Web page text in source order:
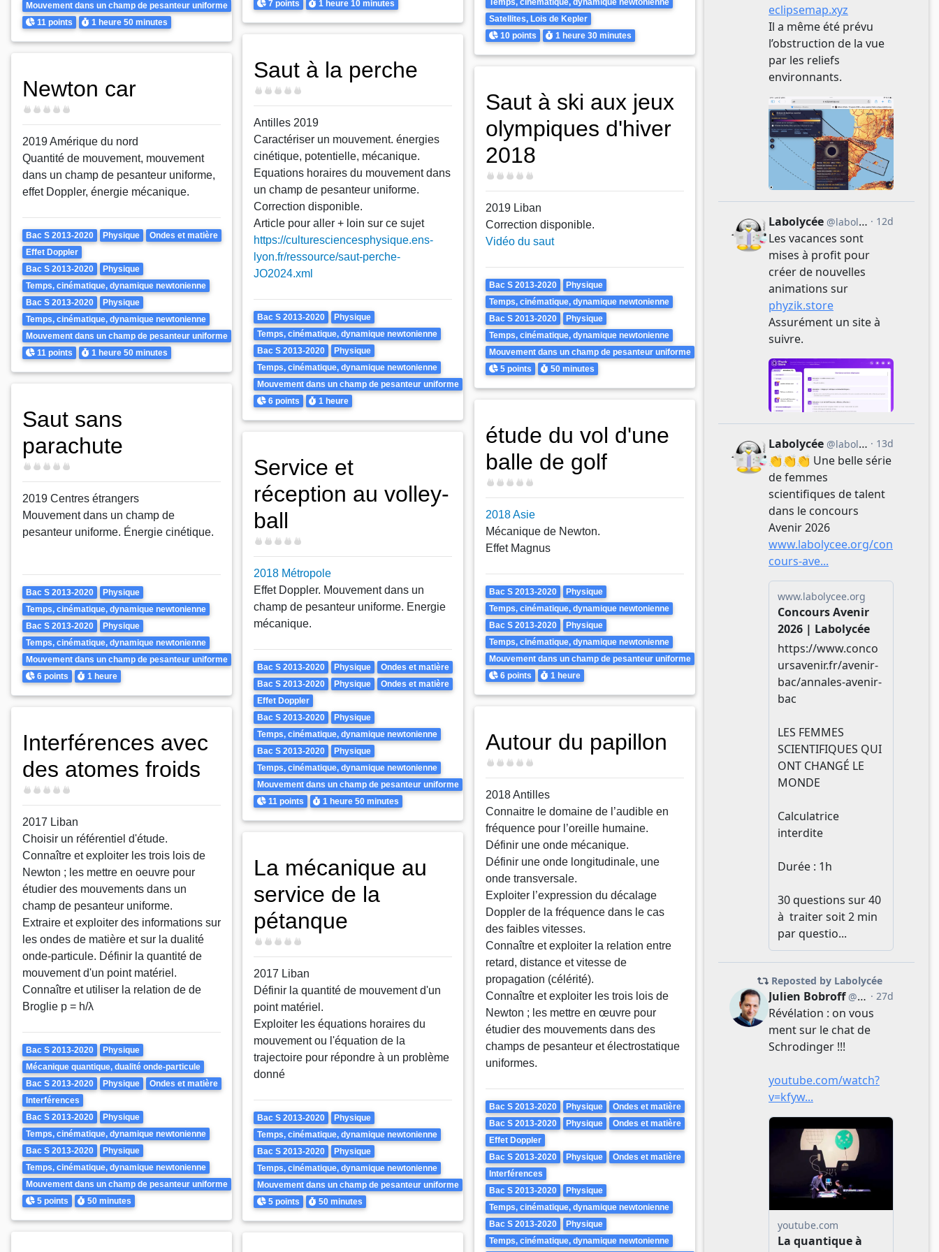
Points
7 points Durée
1 heure10 minutes
Mouvement dans un champ de pesanteur uniforme
Points
11 points Durée
1 heure50 minutes
Temps, cinématique, dynamique newtonienne
Satellites, Lois de Kepler
Points
10 points Durée
1 heure30 minutes
Saut à la perche
Difficulté
Antilles 2019
Caractériser un mouvement. énergies
cinétique, potentielle, mécanique.
Equations horaires du mouvement dans
un champ de pesanteur uniforme.
Correction disponible.
Article pour aller + loin sur ce sujet
https://culturesciencesphysique.ens-
lyon.fr/ressource/saut-perche-
JO2024.xml
Theme
Bac S 2013-2020
Physique
Temps, cinématique, dynamique newtonienne
Bac S 2013-2020
Physique
Temps, cinématique, dynamique newtonienne
Mouvement dans un champ de pesanteur uniforme
Points
6 points Durée
1 heure
Newton car
Difficulté
2019 Amérique du nord
Quantité de mouvement, mouvement
dans un champ de pesanteur uniforme,
effet Doppler, énergie mécanique.
Theme
Bac S 2013-2020 Physique
Ondes et matière
Effet Doppler
Bac S 2013-2020
Physique
Temps, cinématique, dynamique newtonienne
Bac S 2013-2020
Physique
Temps, cinématique, dynamique newtonienne
Mouvement dans un champ de pesanteur uniforme
Points
11 points Durée
1 heure50 minutes
Saut à ski aux jeux
olympiques d'hiver
2018
Difficulté
2019 Liban
Correction disponible.
Vidéo du saut
Theme
Bac S 2013-2020
Physique
Temps, cinématique, dynamique newtonienne
Bac S 2013-2020
Physique
Temps, cinématique, dynamique newtonienne
Mouvement dans un champ de pesanteur uniforme
Points
5 points Durée
50 minutes
Saut sans
parachute
Difficulté
2019 Centres étrangers
Mouvement dans un champ de
pesanteur uniforme. Énergie cinétique.
Theme
Bac S 2013-2020
Physique
Temps, cinématique, dynamique newtonienne
Bac S 2013-2020
Physique
Temps, cinématique, dynamique newtonienne
Mouvement dans un champ de pesanteur uniforme
Points
6 points Durée
1 heure
étude du vol d'une
balle de golf
Difficulté
2018 Asie
Mécanique de Newton.
Effet Magnus
Theme
Bac S 2013-2020
Physique
Temps, cinématique, dynamique newtonienne
Bac S 2013-2020
Physique
Temps, cinématique, dynamique newtonienne
Mouvement dans un champ de pesanteur uniforme
Points
6 points Durée
1 heure
Service et
réception au volley-
ball
Difficulté
2018 Métropole
Effet Doppler. Mouvement dans un
champ de pesanteur uniforme. Energie
mécanique.
Theme
Bac S 2013-2020 Physique
Ondes et matière
Bac S 2013-2020
Physique
Ondes et matière
Effet Doppler
Bac S 2013-2020
Physique
Temps, cinématique, dynamique newtonienne
Bac S 2013-2020
Physique
Temps, cinématique, dynamique newtonienne
Mouvement dans un champ de pesanteur uniforme
Points
11 points Durée
1 heure50 minutes
Autour du papillon
Difficulté
2018 Antilles
Connaitre le domaine de l’audible en
fréquence pour l’oreille humaine.
Définir une onde mécanique.
Définir une onde longitudinale, une
onde transversale.
Exploiter l’expression du décalage
Doppler de la fréquence dans le cas
des faibles vitesses.
Connaître et exploiter la relation entre
retard, distance et vitesse de
propagation (célérité).
Connaître et exploiter les trois lois de
Newton ; les mettre en œuvre pour
étudier des mouvements dans des
champs de pesanteur et électrostatique
uniformes.
Theme
Bac S 2013-2020 Physique
Ondes et matière
Bac S 2013-2020
Physique
Ondes et matière
Effet Doppler
Bac S 2013-2020
Physique
Ondes et matière
Interférences
Bac S 2013-2020
Physique
Temps, cinématique, dynamique newtonienne
Bac S 2013-2020
Physique
Temps, cinématique, dynamique newtonienne
Interférences avec
des atomes froids
Difficulté
2017 Liban
Choisir un référentiel d'étude.
Connaître et exploiter les trois lois de
Newton ; les mettre en oeuvre pour
étudier des mouvements dans un
champ de pesanteur uniforme.
Extraire et exploiter des informations sur
les ondes de matière et sur la dualité
onde-particule. Définir la quantité de
mouvement d'un point matériel.
Connaître et utiliser la relation de de
Broglie p = h/λ
Theme
Bac S 2013-2020
Physique
Mécanique quantique, dualité onde-particule
Bac S 2013-2020
Physique
Ondes et matière
Interférences
Bac S 2013-2020
Physique
Temps, cinématique, dynamique newtonienne
Bac S 2013-2020
Physique
Temps, cinématique, dynamique newtonienne
Mouvement dans un champ de pesanteur uniforme
Points
5 points Durée
50 minutes
La mécanique au
service de la
pétanque
Difficulté
2017 Liban
Définir la quantité de mouvement d'un
point matériel.
Exploiter les équations horaires du
mouvement ou l'équation de la
trajectoire pour répondre à un problème
donné
Theme
Bac S 2013-2020
Physique
Temps, cinématique, dynamique newtonienne
Bac S 2013-2020
Physique
Temps, cinématique, dynamique newtonienne
Mouvement dans un champ de pesanteur uniforme
Points
5 points Durée
50 minutes